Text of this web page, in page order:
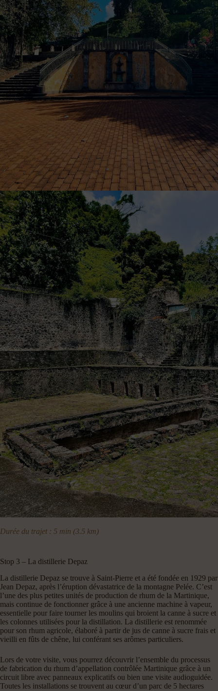
Durée du trajet : 5 min (3.5 km)
Stop 3 – La distillerie Depaz
La distillerie Depaz se trouve à Saint-Pierre et a été fondée en 1929 par
Jean Depaz, après l’éruption dévastatrice de la montagne Pelée. C’est
l’une des plus petites unités de production de rhum de la Martinique,
mais continue de fonctionner grâce à une ancienne machine à vapeur,
essentielle pour faire tourner les moulins qui broient la canne à sucre et
les colonnes utilisées pour la distillation. La distillerie est renommée
pour son rhum agricole, élaboré à partir de jus de canne à sucre frais et
vieilli en fûts de chêne, lui conférant ses arômes particuliers.
Lors de votre visite, vous pourrez découvrir l’ensemble du processus
de fabrication du rhum d’appellation contrôlée Martinique grâce à un
circuit libre avec panneaux explicatifs ou bien une visite audioguidée.
Toutes les installations se trouvent au cœur d’un parc de 5 hectares